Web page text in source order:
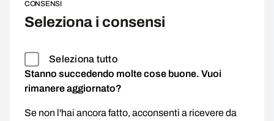
CONSENSI
Seleziona i consensi
Seleziona tutto
Stanno succedendo molte cose buone. Vuoi
rimanere aggiornato?
Se non l'hai ancora fatto, acconsenti a ricevere da